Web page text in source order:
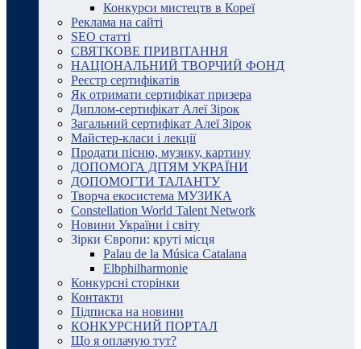
Конкурси мистецтв в Кореї
Реклама на сайті
SEO статті
СВЯТКОВЕ ПРИВІТАННЯ
НАЦІОНАЛЬНИЙ ТВОРЧИЙ ФОНД
Реєстр сертифікатів
Як отримати сертифікат призера
Диплом-сертифікат Алеї Зірок
Загальний сертифікат Алеї Зірок
Майстер-класи і лекції
Продати пісню, музику, картину
ДОПОМОГА ДІТЯМ УКРАЇНИ
ДОПОМОГТИ ТАЛАНТУ
Творча екосистема МУЗИКА
Constellation World Talent Network
Новини України і світу
Зірки Європи: круті місця
Palau de la Música Catalana
Elbphilharmonie
Конкурсні сторінки
Контакти
Підписка на новини
КОНКУРСНИЙ ПОРТАЛ
Що я оплачую тут?